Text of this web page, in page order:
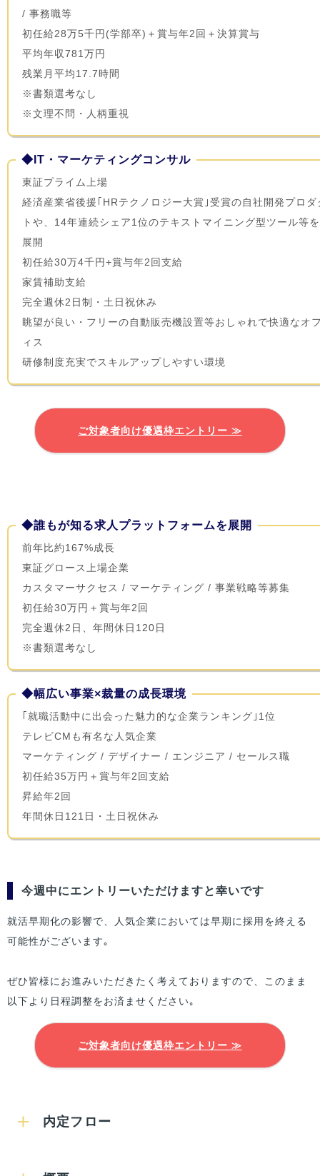
/ 事務職等
初任給28万5千円(学部卒)＋賞与年2回＋決算賞与
平均年収781万円
残業月平均17.7時間
※書類選考なし
※文理不問・人柄重視
◆IT・マーケティングコンサル
東証プライム上場
経済産業省後援｢HRテクノロジー大賞｣受賞の自社開発プロダ
トや、14年連続シェア1位のテキストマイニング型ツール等を
展開
初任給30万4千円+賞与年2回支給
家賃補助支給
完全週休2日制・土日祝休み
眺望が良い・フリーの自動販売機設置等おしゃれで快適なオ
ィス
研修制度充実でスキルアップしやすい環境
ご対象者向け優遇枠エントリー ≫
◆誰もが知る求人プラットフォームを展開
前年比約167%成長
東証グロース上場企業
カスタマーサクセス / マーケティング / 事業戦略等募集
初任給30万円＋賞与年2回
完全週休2日、年間休日120日
※書類選考なし
◆幅広い事業×裁量の成長環境
｢就職活動中に出会った魅力的な企業ランキング｣1位
テレビCMも有名な人気企業
マーケティング / デザイナー / エンジニア / セールス職
初任給35万円＋賞与年2回支給
昇給年2回
年間休日121日・土日祝休み
今週中にエントリーいただけますと幸いです
就活早期化の影響で、人気企業においては早期に採用を終える
可能性がございます｡
ぜひ皆様にお進みいただきたく考えておりますので、このまま
以下より日程調整をお済ませください｡
ご対象者向け優遇枠エントリー ≫
内定フロー